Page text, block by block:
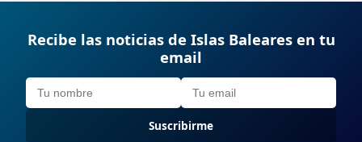
Recibe las noticias de Islas Baleares en tu
email
Suscribirme